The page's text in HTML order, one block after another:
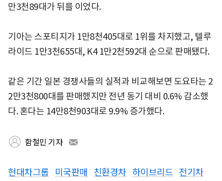
만3천89대가 뒤를 이었다.
기아는 스포티지가 1만8천405대로 1위를 차지했고, 텔루
라이드 1만3천655대, K4 1만2천592대 순으로 판매됐다.
같은 기간 일본 경쟁사들의 실적과 비교해보면 도요타는 2
2만3천800대를 판매했지만 전년 동기 대비 0.6% 감소했
다. 혼다는 14만8천903대로 9.9% 증가했다.
함철민 기자
현대차그룹 미국판매 친환경차 하이브리드 전기차